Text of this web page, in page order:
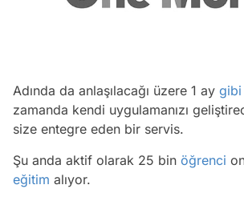
Adında da anlaşılacağı üzere 1 ay gibi
zamanda kendi uygulamanızı
size entegre eden bir servis.
Şu anda aktif olarak 25 bin öğrenci
eğitim alıyor.